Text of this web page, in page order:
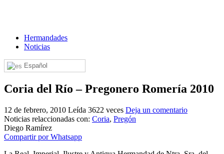
Hermandades
Noticias
Español
Coria del Río – Pregonero Romería 2010
12 de febrero, 2010 Leída 3622 veces Deja un comentario
Noticias relaccionadas con: Coria, Pregón
Diego Ramírez
Compartir por Whatsapp
¿Cuándo se construyó la primera ermita?
El traslado cada siete años
¿Cuales son los actos principales que se celebran en el
Quiero hacer el camino,¿que tengo que hacer?
En el Rocío, ¿dónde me alojo?